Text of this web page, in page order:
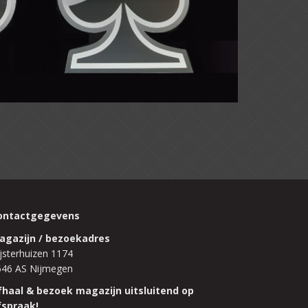
/ bezoekadres
1174
AS Nijmegen
& bezoek magazijn uitsluitend op